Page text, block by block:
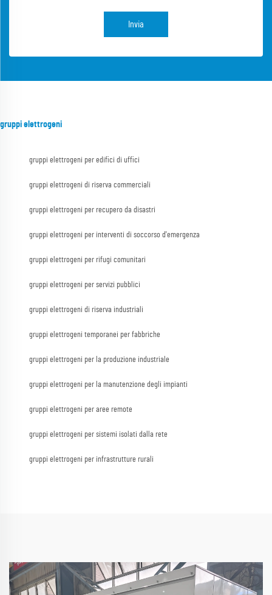
Invia
gruppi elettrogeni
gruppi elettrogeni per edifici di uffici
gruppi elettrogeni di riserva commerciali
gruppi elettrogeni per recupero da disastri
gruppi elettrogeni per interventi di soccorso d'emergenza
gruppi elettrogeni per rifugi comunitari
gruppi elettrogeni per servizi pubblici
gruppi elettrogeni di riserva industriali
gruppi elettrogeni temporanei per fabbriche
gruppi elettrogeni per la produzione industriale
gruppi elettrogeni per la manutenzione degli impianti
gruppi elettrogeni per aree remote
gruppi elettrogeni per sistemi isolati dalla rete
gruppi elettrogeni per infrastrutture rurali